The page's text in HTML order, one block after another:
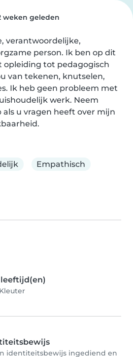
weken geleden
verantwoordelijke,
person. Ik ben op dit
opleiding tot pedagogisch
van tekenen, knutselen,
Ik heb geen probleem met
werk. Neem
u vragen heeft over mijn
Empathisch
Kleuter
identiteitsbewijs ingediend en